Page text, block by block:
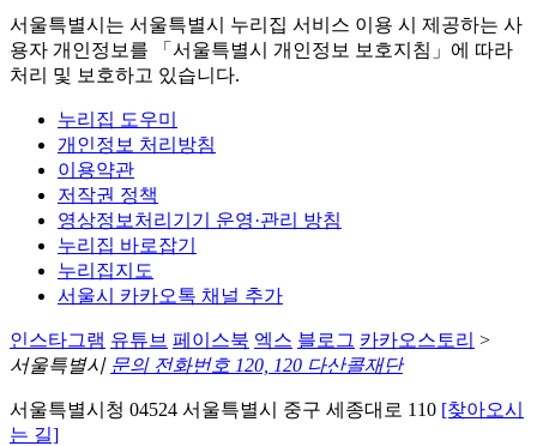
서울특별시는 서울특별시 누리집 서비스 이용 시 제공하는 사
용자 개인정보를 「서울특별시 개인정보 보호지침」에 따라
처리 및 보호하고 있습니다.
누리집 도우미
개인정보 처리방침
이용약관
저작권 정책
영상정보처리기기 운영·관리 방침
누리집 바로잡기
누리집지도
서울시 카카오톡 채널 추가
인스타그램 유튜브 페이스북 엑스 블로그 카카오스토리 >
서울특별시 문의 전화번호 120, 120 다산콜재단
서울특별시청 04524 서울특별시 중구 세종대로 110 [찾아오시
는 길]